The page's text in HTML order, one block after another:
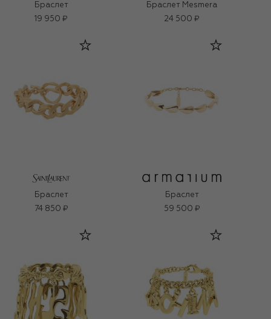
Браслет
19 950 ₽
Браслет Mesmera
24 500 ₽
Браслет
74 850 ₽
Браслет
59 500 ₽